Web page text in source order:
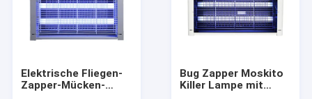
Elektrische Fliegen-
Zapper-Mücken-
Bug Zapper Moskito
Killer Lampe mit